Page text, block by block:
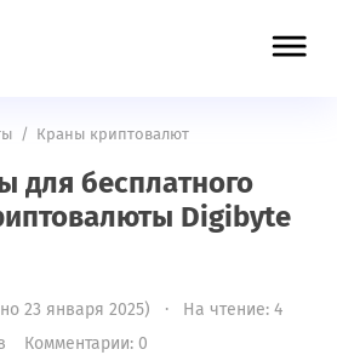
/ Краны криптовалют
для бесплатного
Digibyte
23 января 2025) · На чтение: 4
Комментарии: 0